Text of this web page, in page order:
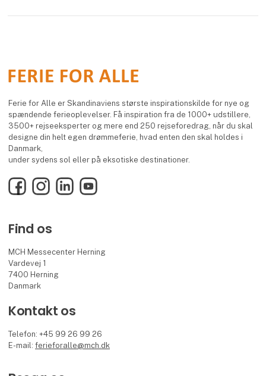
Ferie for Alle er Skandinaviens største inspirationskilde for nye og
spændende ferieoplevelser. Få inspiration fra de 1000+ udstillere,
3500+ rejseeksperter og mere end 250 rejseforedrag, når du skal
designe din helt egen drømmeferie, hvad enten den skal holdes i
Danmark,
under sydens sol eller på eksotiske destinationer.
FacebookInstagramLinkedInYouTube
Find os
MCH Messecenter Herning
Vardevej 1
7400 Herning
Danmark
Kontakt os
Telefon: +45 99 26 99 26
E-mail:ferieforalle@mch.dk